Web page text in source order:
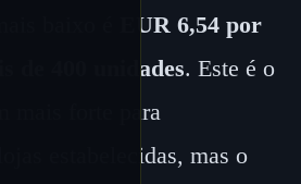
EUR 6,54 por
de 400 unidades. Este é o
mais forte para
estabelecidas, mas o